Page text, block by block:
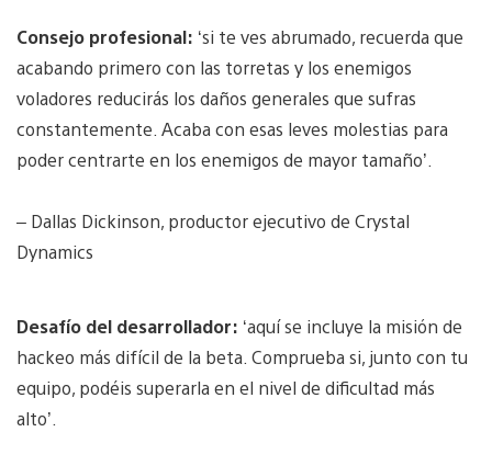
Consejo profesional: ‘si te ves abrumado, recuerda que
acabando primero con las torretas y los enemigos
voladores reducirás los daños generales que sufras
constantemente. Acaba con esas leves molestias para
poder centrarte en los enemigos de mayor tamaño’.
– Dallas Dickinson, productor ejecutivo de Crystal
Dynamics
Desafío del desarrollador: ‘aquí se incluye la misión de
hackeo más difícil de la beta. Comprueba si, junto con tu
equipo, podéis superarla en el nivel de dificultad más
alto’.